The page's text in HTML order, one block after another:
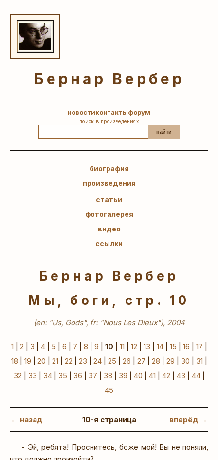
Бернар Вербер
новостиконтактыфорум
поиск в произведениях
найти
биография
произведения
статьи
фотогалерея
видео
ссылки
Бернар Вербер
Мы, боги, стр. 10
(en: "Us, Gods", fr: "Nous Les Dieux"), 2004
1 2 3 4| 5 6 7 8 9 10 11 12 13 14| 15 16 17
18
19 20 21 22 23 24| 25 26 27 28 29 30 31
32
33 34| 35 36 37 38 39 40 41 42 43 44|
45
← назад 10-я страница вперёд →
- Эй, ребята! Проснитесь, боже мой! Вы не поняли,